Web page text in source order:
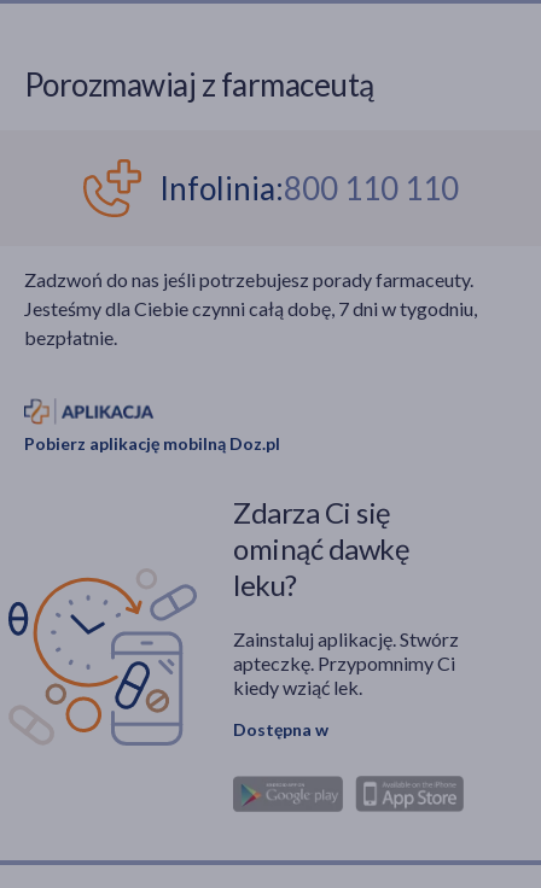
Porozmawiaj z farmaceutą
Infolinia:800 110 110
Zadzwoń do nas jeśli potrzebujesz porady farmaceuty.
Jesteśmy dla Ciebie czynni całą dobę, 7 dni w tygodniu,
bezpłatnie.
Pobierz aplikację mobilną Doz.pl
Zdarza Ci się
ominąć dawkę
leku?
Zainstaluj aplikację. Stwórz
apteczkę. Przypomnimy Ci
kiedy wziąć lek.
Dostępna w